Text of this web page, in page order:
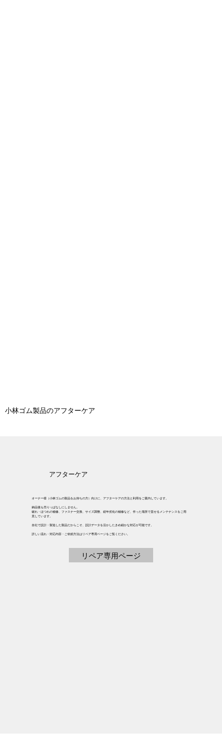
小林ゴム製品のアフターケア
アフターケア
オーナー様（小林ゴムの製品をお持ちの方）向けに、アフターケアの方法と利用をご案内しています。
納品後も売りっぱなしにしません。
破れ・ほつれの補修、ファスナー交換、サイズ調整、経年劣化の補修など、作った場所で直せるメンテナンスをご用
意しています。
自社で設計・製造した製品だからこそ、設計データを活かしたきめ細かな対応が可能です。
詳しい流れ・対応内容・ご依頼方法はリペア専用ページをご覧ください。
リペア専用ページ